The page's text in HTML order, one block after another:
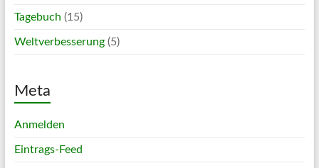
Tagebuch (15)
Weltverbesserung(5)
Meta
Anmelden
Eintrags-Feed